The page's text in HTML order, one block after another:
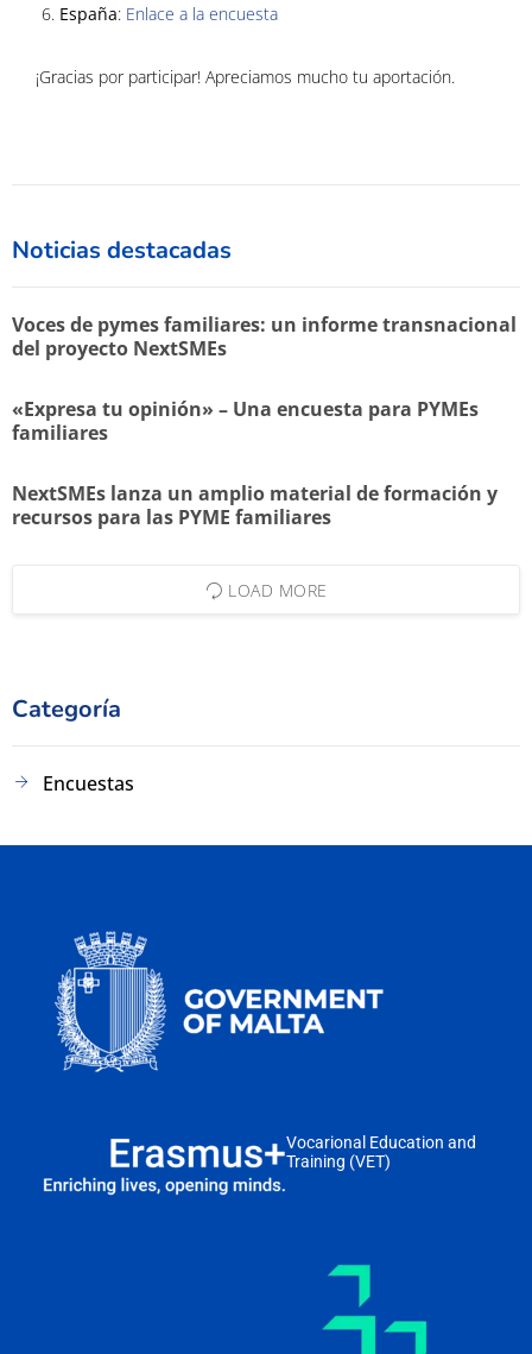
España: Enlace a la encuesta
¡Gracias por participar! Apreciamos mucho tu aportación.
Noticias destacadas
Voces de pymes familiares: un informe transnacional
del proyecto NextSMEs
«Expresa tu opinión» – Una encuesta para PYMEs
familiares
NextSMEs lanza un amplio material de formación y
recursos para las PYME familiares
LOAD MORE
Categoría
Encuestas
Vocarional Education and
Training (VET)